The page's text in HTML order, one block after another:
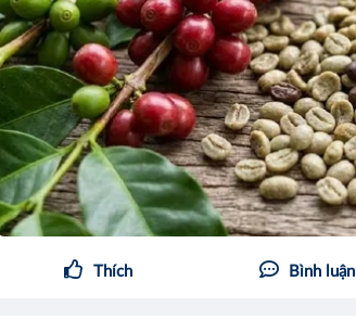
Thích Bình luận